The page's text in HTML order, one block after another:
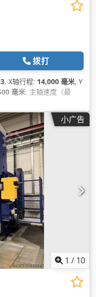
拨打
, X轴行程: 14,000 毫米, Y
毫米, 主轴速度（最
小广告
1 / 10